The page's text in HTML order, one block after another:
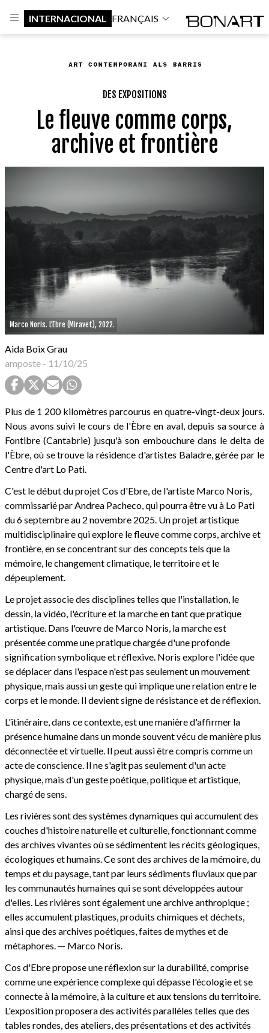
INTERNACIONAL FRANÇAIS
DES EXPOSITIONS
Le fleuve comme corps,
archive et frontière
Marco Noris. L’Ebre (Miravet), 2022.
Aida Boix Grau
amposte - 11/10/25
Plus de 1 200 kilomètres parcourus en quatre-vingt-deux jours.
Nous avons suivi le cours de l'Èbre en aval, depuis sa source à
Fontibre (Cantabrie) jusqu'à son embouchure dans le delta de
l'Èbre, où se trouve la résidence d'artistes Baladre, gérée par le
Centre d'art Lo Pati.
C'est le début du projet Cos d'Ebre, de l'artiste Marco Noris,
commissarié par Andrea Pacheco, qui pourra être vu à Lo Pati
du 6 septembre au 2 novembre 2025. Un projet artistique
multidisciplinaire qui explore le fleuve comme corps, archive et
frontière, en se concentrant sur des concepts tels que la
mémoire, le changement climatique, le territoire et le
dépeuplement.
Le projet associe des disciplines telles que l'installation, le
dessin, la vidéo, l'écriture et la marche en tant que pratique
artistique. Dans l'œuvre de Marco Noris, la marche est
présentée comme une pratique chargée d'une profonde
signification symbolique et réflexive. Noris explore l'idée que
se déplacer dans l'espace n'est pas seulement un mouvement
physique, mais aussi un geste qui implique une relation entre le
corps et le monde. Il devient signe de résistance et de réflexion.
L'itinéraire, dans ce contexte, est une manière d'affirmer la
présence humaine dans un monde souvent vécu de manière plus
déconnectée et virtuelle. Il peut aussi être compris comme un
acte de conscience. Il ne s'agit pas seulement d'un acte
physique, mais d'un geste poétique, politique et artistique,
chargé de sens.
Les rivières sont des systèmes dynamiques qui accumulent des
couches d'histoire naturelle et culturelle, fonctionnant comme
des archives vivantes où se sédimentent les récits géologiques,
écologiques et humains. Ce sont des archives de la mémoire, du
temps et du paysage, tant par leurs sédiments fluviaux que par
les communautés humaines qui se sont développées autour
d'elles. Les rivières sont également une archive anthropique ;
elles accumulent plastiques, produits chimiques et déchets,
ainsi que des archives poétiques, faites de mythes et de
métaphores. — Marco Noris.
Cos d'Ebre propose une réflexion sur la durabilité, comprise
comme une expérience complexe qui dépasse l'écologie et se
connecte à la mémoire, à la culture et aux tensions du territoire.
L'exposition proposera des activités parallèles telles que des
tables rondes, des ateliers, des présentations et des activités